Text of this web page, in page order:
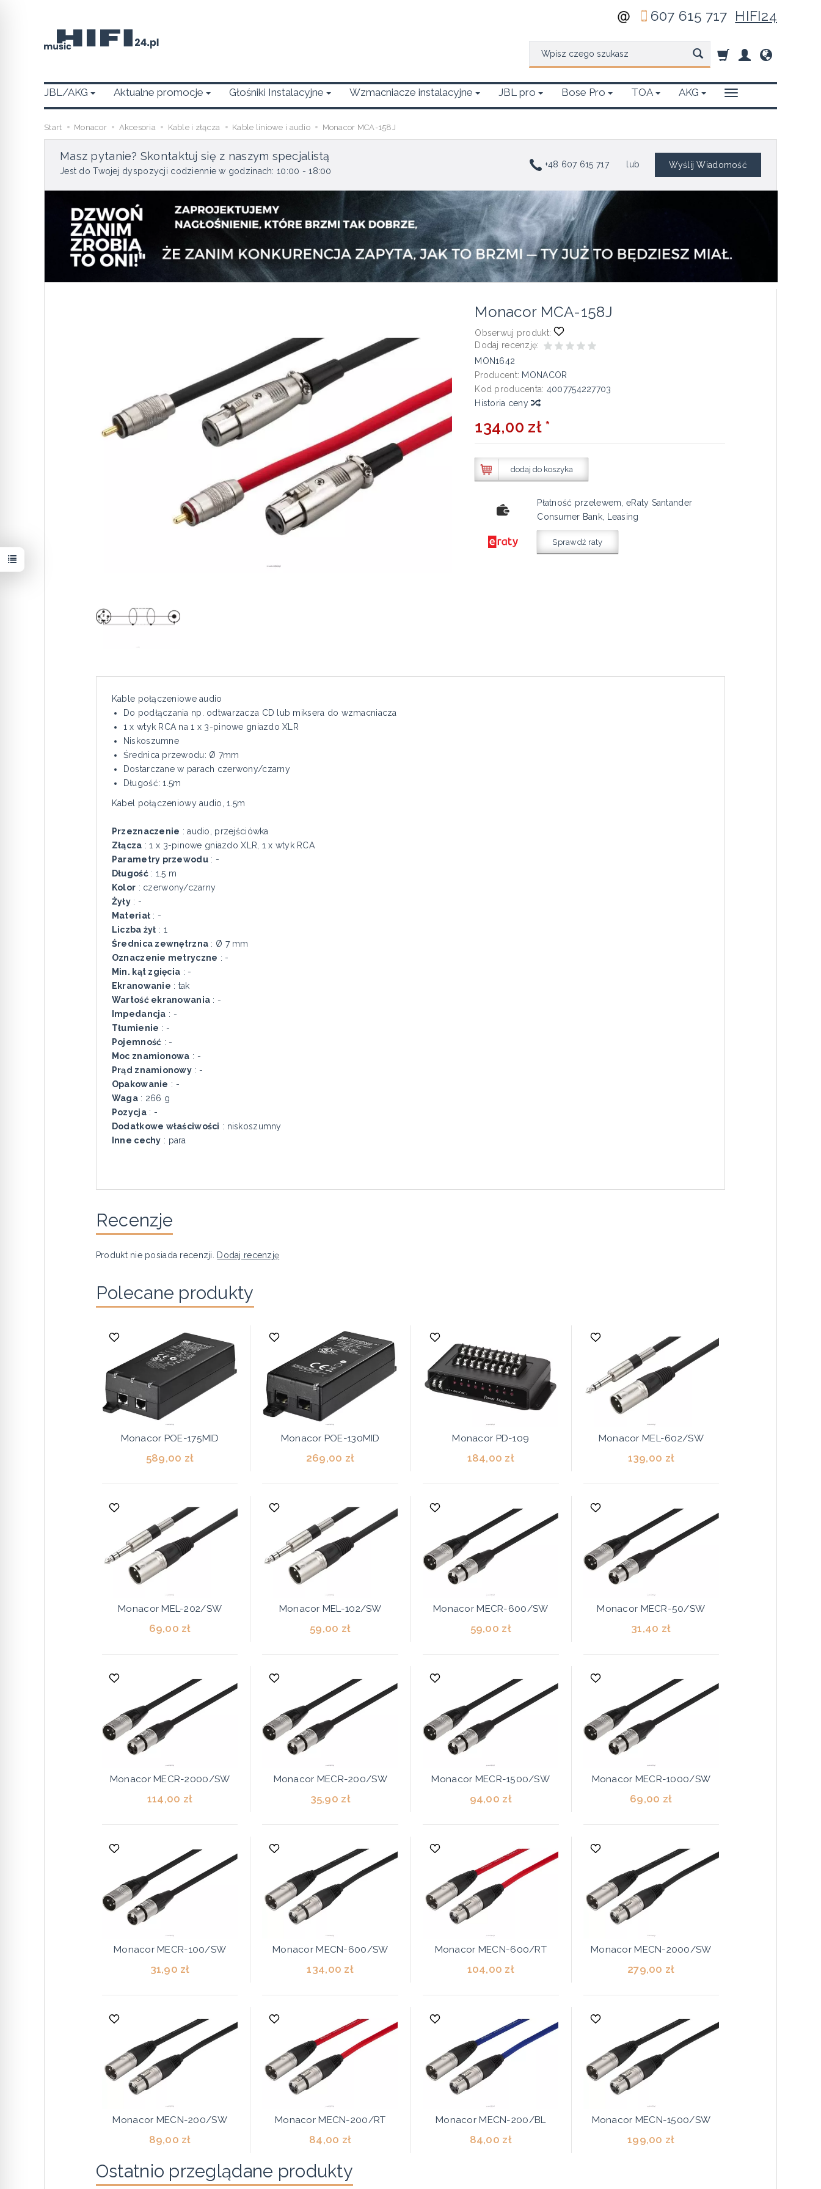
607 615 717 HIFI24
JBL/AKG Aktualne promocje Głośniki Instalacyjne Wzmacniacze instalacyjne JBL pro Bose Pro TOA AKG
Start Monacor Akcesoria Kable i złącza Kable liniowe i audio Monacor MCA-158J
Masz pytanie? Skontaktuj się z naszym specjalistą
Jest do Twojej dyspozycji codziennie w godzinach: 10:00 - 18:00
+48 607 615 717 lub Wyślij Wiadomość
Monacor MCA-158J
Obserwuj produkt:
Dodaj recenzję:
MON1642
Producent: MONACOR
Kod producenta: 4007754227703
Historia ceny
134,00 zł *
dodaj do koszyka
Płatność przelewem, eRaty Santander
Consumer Bank, Leasing
Sprawdź raty
Kable połączeniowe audio
Do podłączania np. odtwarzacza CD lub miksera do wzmacniacza
1 x wtyk RCA na 1 x 3-pinowe gniazdo XLR
Niskoszumne
Średnica przewodu: Ø 7mm
Dostarczane w parach czerwony/czarny
Długość: 1.5m
Kabel połączeniowy audio, 1.5m
Przeznaczenie : audio, przejściówka
Złącza : 1 x 3-pinowe gniazdo XLR, 1 x wtyk RCA
Parametry przewodu: -
Długość: 1.5 m
Kolor : czerwony/czarny
Żyły: -
Materiał : -
Liczba żył : 1
Średnica zewnętrzna : Ø 7 mm
Oznaczenie metryczne : -
Min. kąt zgięcia : -
Ekranowanie : tak
Wartość ekranowania : -
Impedancja : -
Tłumienie : -
Pojemność : -
Moc znamionowa : -
Prąd znamionowy : -
Opakowanie : -
Waga: 266 g
Pozycja: -
Dodatkowe właściwości : niskoszumny
Inne cechy : para
Recenzje
Produkt nie posiada recenzji. Dodaj recenzję
Polecane produkty
Monacor POE-175MID
589,00 zł
Monacor POE-130MID
269,00 zł
Monacor PD-109
184,00 zł
Monacor MEL-602/SW
139,00 zł
Monacor MEL-202/SW
69,00 zł
Monacor MEL-102/SW
59,00 zł
Monacor MECR-600/SW
59,00 zł
Monacor MECR-50/SW
31,40 zł
Monacor MECR-2000/SW
114,00 zł
Monacor MECR-200/SW
35,90 zł
Monacor MECR-1500/SW
94,00 zł
Monacor MECR-1000/SW
69,00 zł
Monacor MECR-100/SW
31,90 zł
Monacor MECN-600/SW
134,00 zł
Monacor MECN-600/RT
104,00 zł
Monacor MECN-2000/SW
279,00 zł
Monacor MECN-200/SW
89,00 zł
Monacor MECN-200/RT
84,00 zł
Monacor MECN-200/BL
84,00 zł
Monacor MECN-1500/SW
199,00 zł
Ostatnio przeglądane produkty